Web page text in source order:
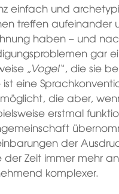
einfach und
treffen aufeinander
haben – und
gar
„Vogel“, die sie
eine
die aber,
erstmal
der
der Zeit immer mehr
komplexer.